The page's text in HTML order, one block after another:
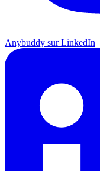
Anybuddy sur LinkedIn